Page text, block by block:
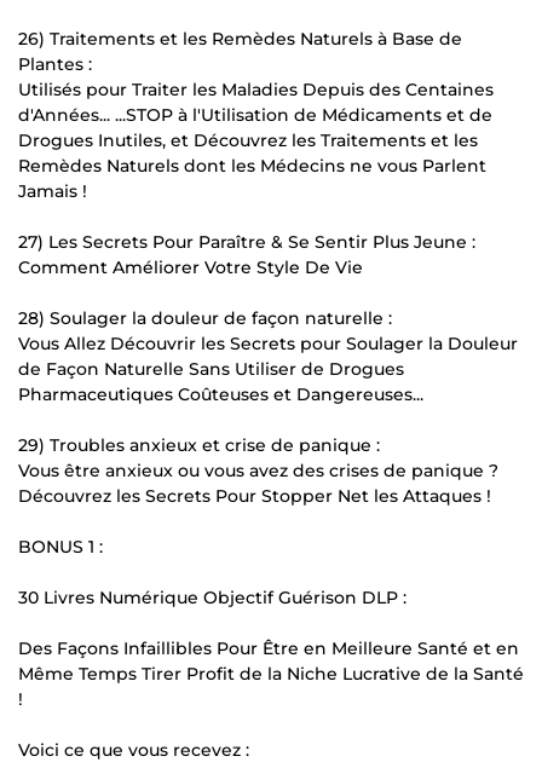
26) Traitements et les Remèdes Naturels à Base de
Plantes :
Utilisés pour Traiter les Maladies Depuis des Centaines
d'Années... ...STOP à l'Utilisation de Médicaments et de
Drogues Inutiles, et Découvrez les Traitements et les
Remèdes Naturels dont les Médecins ne vous Parlent
Jamais !
27) Les Secrets Pour Paraître & Se Sentir Plus Jeune :
Comment Améliorer Votre Style De Vie
28) Soulager la douleur de façon naturelle :
Vous Allez Découvrir les Secrets pour Soulager la Douleur
de Façon Naturelle Sans Utiliser de Drogues
Pharmaceutiques Coûteuses et Dangereuses...
29) Troubles anxieux et crise de panique :
Vous être anxieux ou vous avez des crises de panique ?
Découvrez les Secrets Pour Stopper Net les Attaques !
BONUS 1 :
30 Livres Numérique Objectif Guérison DLP :
Des Façons Infaillibles Pour Être en Meilleure Santé et en
Même Temps Tirer Profit de la Niche Lucrative de la Santé
!
Voici ce que vous recevez :